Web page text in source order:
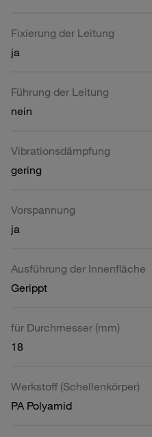
Fixierung der Leitung
ja
Führung der Leitung
nein
Vibrationsdämpfung
gering
Vorspannung
ja
Ausführung der Innenfläche
Gerippt
für Durchmesser (mm)
18
Werkstoff (Schellenkörper)
PA Polyamid